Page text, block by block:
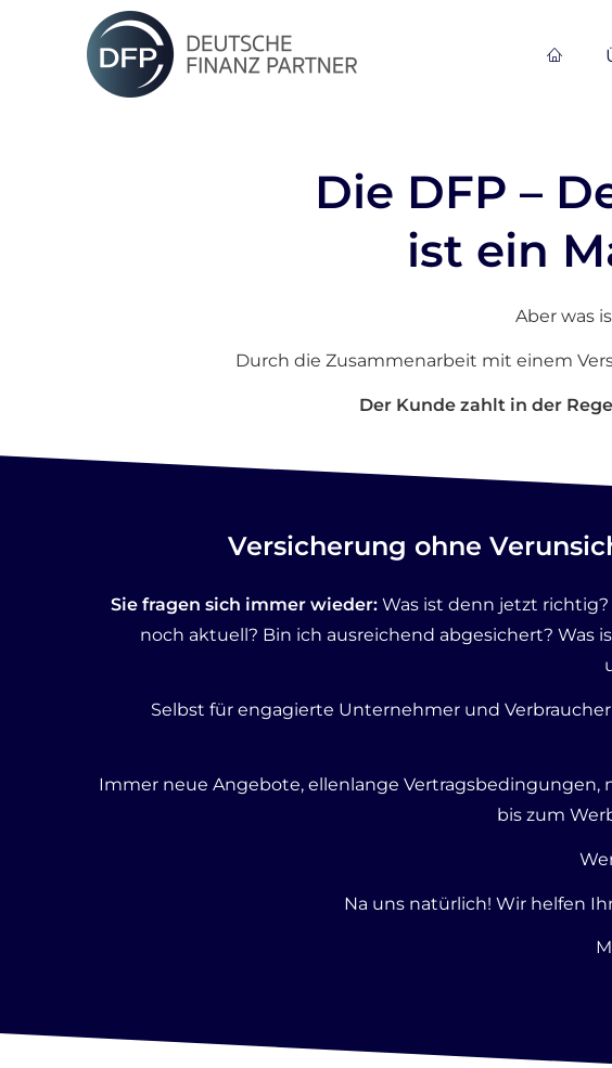
Die DFP –
ist ein
Aber was
Durch die Zusammenarbeit mit einem
Der Kunde zahlt in der
Versicherung ohne
Sie fragen sich immer wieder: Was ist denn jetzt
noch aktuell? Bin ich ausreichend abgesichert? Was
Selbst für engagierte Unternehmer und
Immer neue Angebote, ellenlange Vertragsbedingungen,
bis zum
Na uns natürlich! Wir helfen